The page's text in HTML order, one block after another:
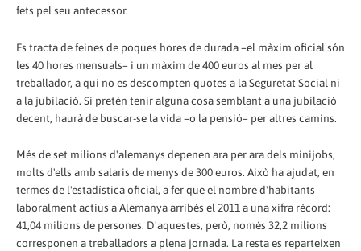
fets pel seu antecessor.
Es tracta de feines de poques hores de durada –el màxim oficial són
les 40 hores mensuals– i un màxim de 400 euros al mes per al
treballador, a qui no es descompten quotes a la Seguretat Social ni
a la jubilació. Si pretén tenir alguna cosa semblant a una jubilació
decent, haurà de buscar-se la vida –o la pensió– per altres camins.
Més de set milions d'alemanys depenen ara per ara dels minijobs,
molts d'ells amb salaris de menys de 300 euros. Això ha ajudat, en
termes de l'estadística oficial, a fer que el nombre d'habitants
laboralment actius a Alemanya arribés el 2011 a una xifra rècord:
41,04 milions de persones. D'aquestes, però, només 32,2 milions
corresponen a treballadors a plena jornada. La resta es reparteixen